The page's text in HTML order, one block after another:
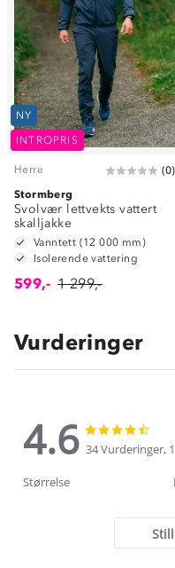
NY
INTROPRIS
Herre (0)
Stormberg
Svolvær lettvekts vattert
skalljakke
Vanntett (12 000 mm)
Isolerende vattering
599,- 1 299,-
Vurderinger
4.6
4.6
star
rating
star
34 Vurderinger,
Størrelse